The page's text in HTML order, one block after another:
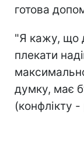
готова
"Я кажу, що
плекати
думку, має
(конфлікту